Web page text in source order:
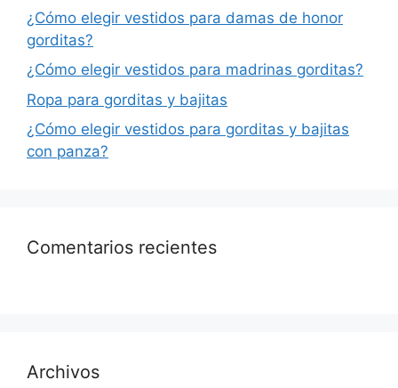
¿Cómo elegir vestidos para damas de honor
gorditas?
¿Cómo elegir vestidos para madrinas gorditas?
Ropa para gorditas y bajitas
¿Cómo elegir vestidos para gorditas y bajitas
con panza?
Comentarios recientes
Archivos